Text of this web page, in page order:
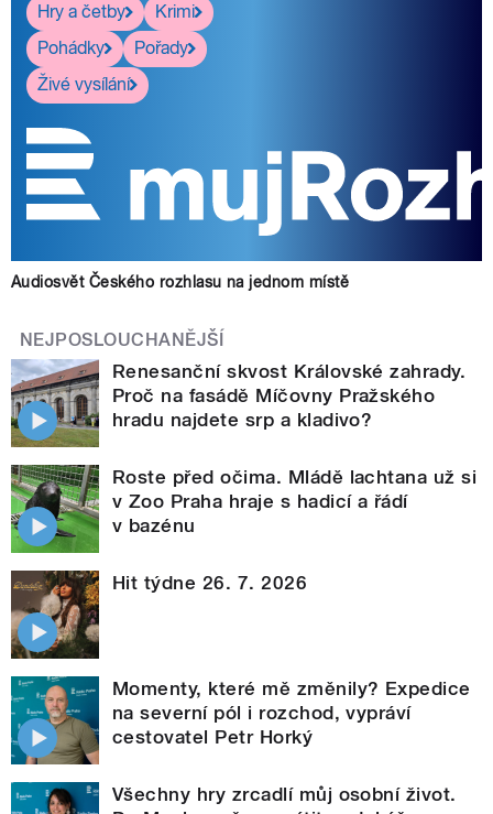
Hry a četby
Krimi
Pohádky
Pořady
Živé vysílání
Audiosvět Českého rozhlasu na jednom místě
NEJPOSLOUCHANĚJŠÍ
Renesanční skvost Královské zahrady.
Proč na fasádě Míčovny Pražského
hradu najdete srp a kladivo?
Roste před očima. Mládě lachtana už si
v Zoo Praha hraje s hadicí a řádí
v bazénu
Hit týdne 26. 7. 2026
Momenty, které mě změnily? Expedice
na severní pól i rozchod, vypráví
cestovatel Petr Horký
Všechny hry zrcadlí můj osobní život.